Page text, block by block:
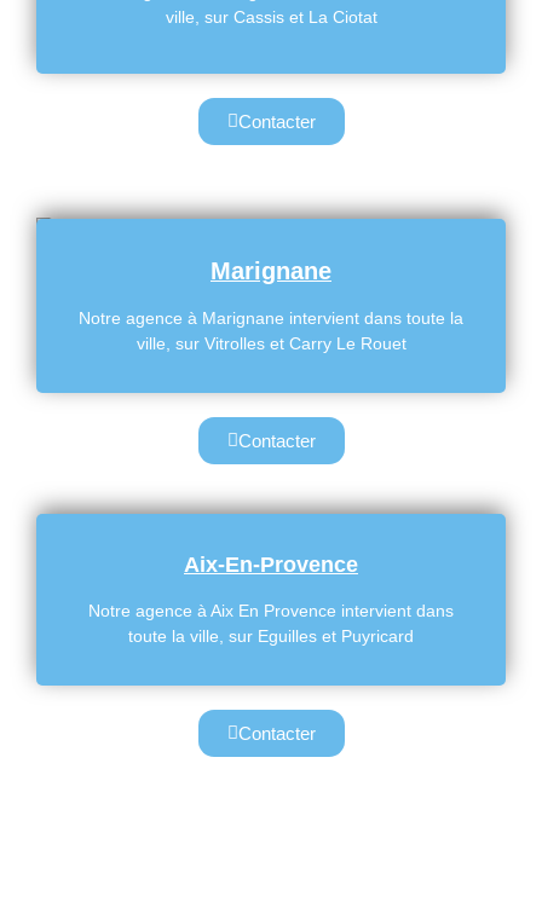
ville, sur Cassis et La Ciotat
Contacter
Marignane
Notre agence à Marignane intervient dans toute la
ville, sur Vitrolles et Carry Le Rouet
Contacter
Aix-En-Provence
Notre agence à Aix En Provence intervient dans
toute la ville, sur Eguilles et Puyricard
Contacter